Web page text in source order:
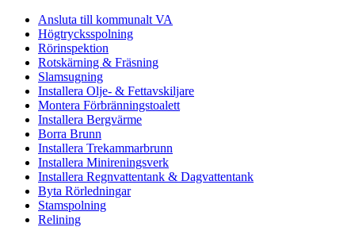
Ansluta till kommunalt VA
Högtrycksspolning
Rörinspektion
Rotskärning & Fräsning
Slamsugning
Installera Olje- & Fettavskiljare
Montera Förbränningstoalett
Installera Bergvärme
Borra Brunn
Installera Trekammarbrunn
Installera Minireningsverk
Installera Regnvattentank & Dagvattentank
Byta Rörledningar
Stamspolning
Relining